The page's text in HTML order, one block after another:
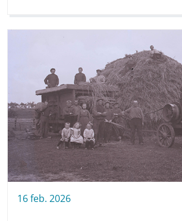
16feb. 2026